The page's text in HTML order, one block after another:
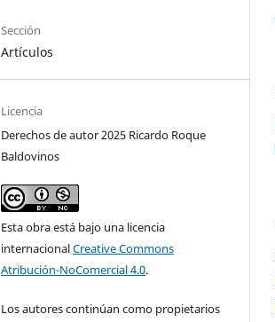
Sección
Artículos
Licencia
Derechos de autor 2025 Ricardo Roque
Baldovinos
Esta obra está bajo una licencia
internacionalCreative Commons
Atribución-NoComercial 4.0.
Los autores continúan como propietarios